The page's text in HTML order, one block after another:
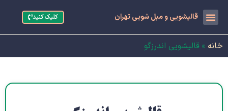
قالیشویی و مبل شویی تهران کلیک کنید
خانه » قالیشویی اندرزگو